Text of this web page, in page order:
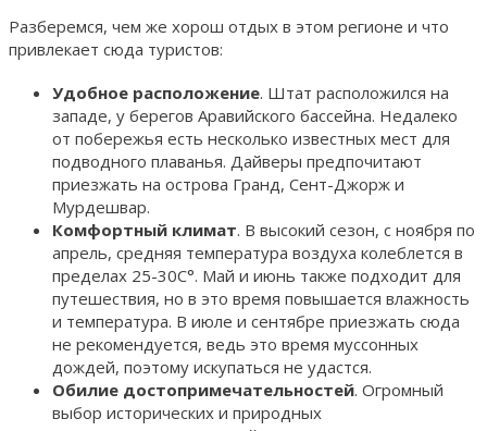
Разберемся, чем же хорош отдых в этом регионе и что
привлекает сюда туристов:
Удобное расположение. Штат расположился на
западе, у берегов Аравийского бассейна. Недалеко
от побережья есть несколько известных мест для
подводного плаванья. Дайверы предпочитают
приезжать на острова Гранд, Сент-Джорж и
Мурдешвар.
Комфортный климат. В высокий сезон, с ноября по
апрель, средняя температура воздуха колеблется в
пределах 25-30С°. Май и июнь также подходит для
путешествия, но в это время повышается влажность
и температура. В июле и сентябре приезжать сюда
не рекомендуется, ведь это время муссонных
дождей, поэтому искупаться не удастся.
Обилие достопримечательностей. Огромный
выбор исторических и природных